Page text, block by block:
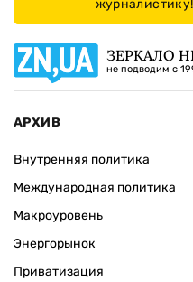
журналистику!
ЗЕРКАЛО
не подводим с
АРХИВ
Внутренняя политика
Международная политика
Макроуровень
Энергорынок
Приватизация